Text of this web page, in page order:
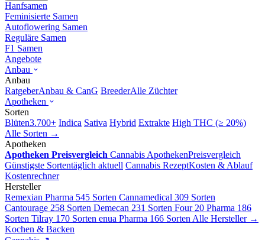
Hanfsamen
Feminisierte Samen
Autoflowering Samen
Reguläre Samen
F1 Samen
Angebote
Anbau
Anbau
RatgeberAnbau & CanG BreederAlle Züchter
Apotheken
Sorten
Blüten3.700+ Indica Sativa Hybrid Extrakte High THC (≥ 20%)
Alle Sorten →
Apotheken
Apotheken Preisvergleich Cannabis ApothekenPreisvergleich
Günstigste Sortentäglich aktuell Cannabis RezeptKosten & Ablauf
Kostenrechner
Hersteller
Remexian Pharma 545 Sorten Cannamedical 309 Sorten
Cantourage 258 Sorten Demecan 231 Sorten Four 20 Pharma 186
Sorten Tilray 170 Sorten enua Pharma 166 Sorten Alle Hersteller →
Kochen & Backen